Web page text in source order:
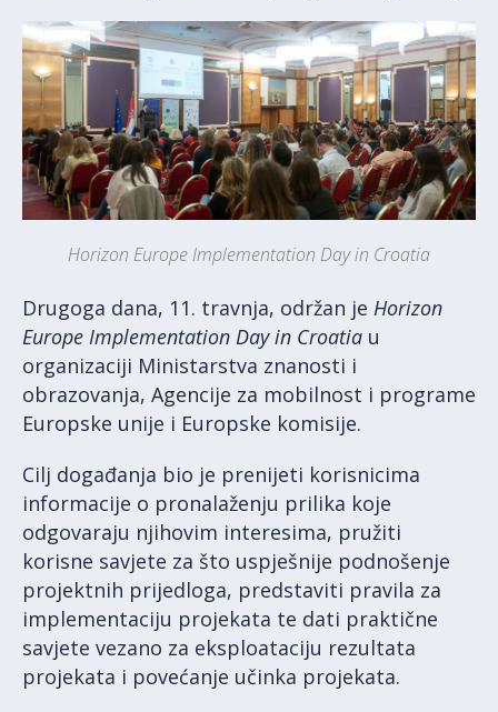
Horizon Europe Implementation Day in Croatia
Drugoga dana, 11. travnja, održan je Horizon
Europe Implementation Day in Croatia u
organizaciji Ministarstva znanosti i
obrazovanja, Agencije za mobilnost i programe
Europske unije i Europske komisije.
Cilj događanja bio je prenijeti korisnicima
informacije o pronalaženju prilika koje
odgovaraju njihovim interesima, pružiti
korisne savjete za što uspješnije podnošenje
projektnih prijedloga, predstaviti pravila za
implementaciju projekata te dati praktične
savjete vezano za eksploataciju rezultata
projekata i povećanje učinka projekata.